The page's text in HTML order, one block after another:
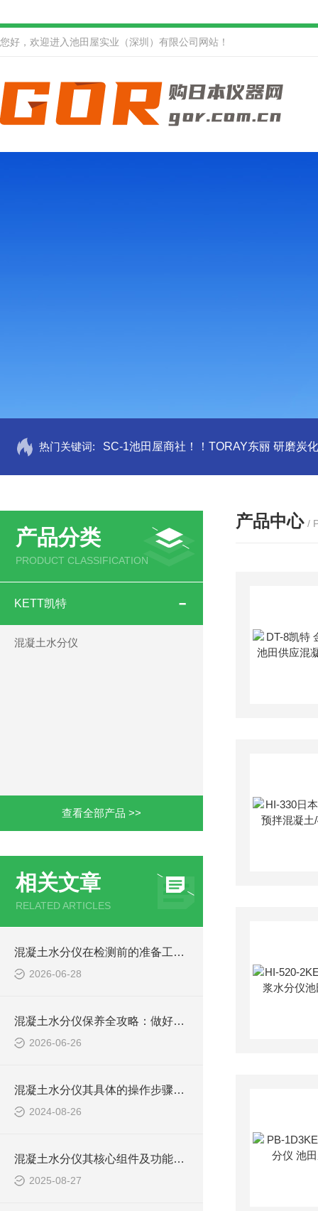
您好，欢迎进入池田屋实业（深圳）有限公司网站！
热门关键词: SC-1池田屋商社！！TORAY东丽 研磨炭
产品分类
PRODUCT CLASSIFICATION
KETT凯特
混凝土水分仪
查看全部产品 >>
相关文章
RELATED ARTICLES
混凝土水分仪在检测前的准备工作及注意事项分析
2026-06-28
混凝土水分仪保养全攻略：做好这几步，仪器耐用又精准！
2026-06-26
混凝土水分仪其具体的操作步骤是很有讲究的
2024-08-26
混凝土水分仪其核心组件及功能如下
2025-08-27
产品中心 /